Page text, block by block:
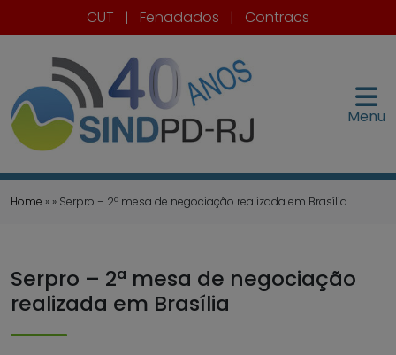
CUT | Fenadados | Contracs
Menu
Home » » Serpro – 2ª mesa de negociação realizada em Brasília
Serpro – 2ª mesa de negociação
realizada em Brasília